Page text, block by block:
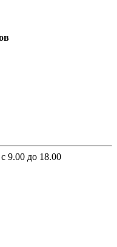
9.00 до 18.00